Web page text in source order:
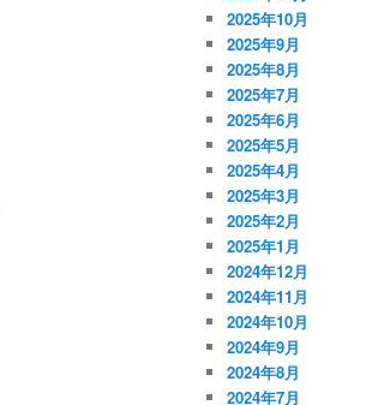
2025年10月
2025年9月
2025年8月
2025年7月
2025年6月
2025年5月
2025年4月
2025年3月
2025年2月
2025年1月
2024年12月
2024年11月
2024年10月
2024年9月
2024年8月
2024年7月